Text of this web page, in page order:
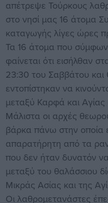
απέτρεψε Τούρκους
στο νησί μας 16 άτομα
καταγωγής λίγες ώρες
Τα 16 άτομα που
φαίνεται ότι εισήλθαν
23:30 του Σαββάτου και
εντοπίστηκαν να
μεταξύ Καρφά και Αγίας
Μάλιστα οι αρχές
βάρκα πάνω στην οποία
απαρατήρητη από τα
που δεν ήταν δυνατόν
μεταξύ του θαλάσσιου
Μικράς Ασίας και της
Οι λαθρομετανάστες